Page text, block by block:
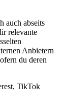
auch abseits
relevante
Anbietern
du deren
TikTok